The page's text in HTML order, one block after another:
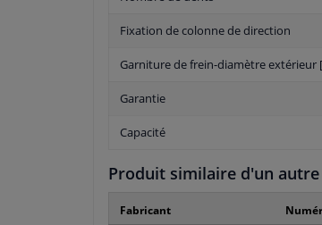
Fixation de colonne de direction
Garniture de frein-diamètre extérieur
Garantie
Capacité
Produit similaire d'un
Fabricant